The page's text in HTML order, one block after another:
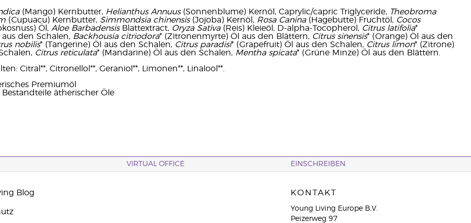
(Mango) Kernbutter, Helianthus Annuus(Sonnenblume) Kernöl, Caprylic/capric Triglyceride, Theobroma
(Cupuacu) Kernbutter, Simmondsia chinensis(Jojoba) Kernöl, Rosa Canina(Hagebutte) Fruchtöl, Cocos
Öl, Aloe BarbadensisBlattextract, Oryza Sativa(Reis) Kleieöl, D-alpha-Tocopherol, Citrus latifolia*
den Schalen, Backhousia citriodora* (Zitronenmyrte) Öl aus den Blättern, Citrus sinensis* (Orange) Öl aus den
nobilis* (Tangerine) Öl aus den Schalen, Citrus paradisi* (Grapefruit) Öl aus den Schalen, Citrus limon* (Zitrone)
Citrus reticulata* (Mandarine) Öl aus den Schalen, Mentha spicata* (Grüne Minze) Öl aus den Blättern.
Citral**, Citronellol**, Geraniol**, Limonen**, Linalool**.
Premiumöl
ätherischer Öle
VIRTUAL OFFICE EINSCHREIBEN
Blog KONTAKT
Young Living Europe B.V.
Peizerweg 97